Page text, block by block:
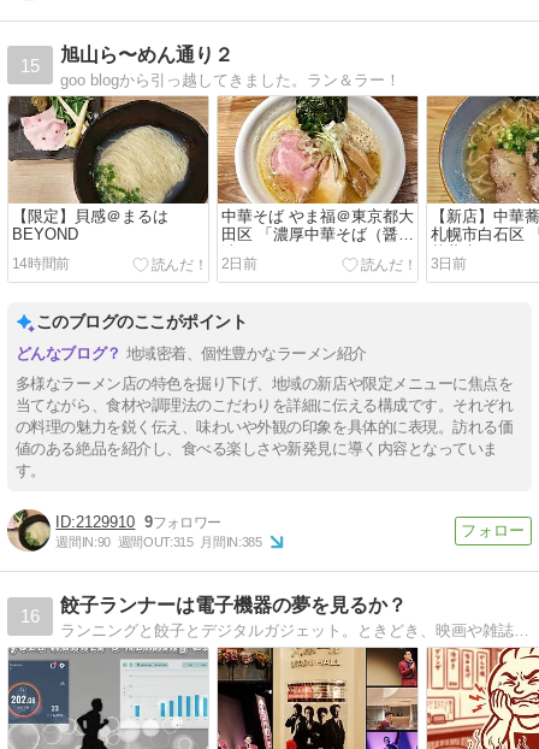
15
旭山ら〜めん通り２
goo blogから引っ越してきました。ラン＆ラー！
【限定】貝感＠まるは
BEYOND
14時間前
中華そば やま福＠東京都大
田区 「濃厚中華そば（醤
油）」
2日前
【新店】中華
札幌市白石区
華蕎麦」
3日前
このブログのここがポイント
地域密着、個性豊かなラーメン紹介
多様なラーメン店の特色を掘り下げ、地域の新店や限定メニューに焦点を
当てながら、食材や調理法のこだわりを詳細に伝える構成です。それぞれ
の料理の魅力を鋭く伝え、味わいや外観の印象を具体的に表現。訪れる価
値のある絶品を紹介し、食べる楽しさや新発見に導く内容となっていま
す。
2129910 9
週間IN:90 週間OUT:315 月間IN:385
16
餃子ランナーは電子機器の夢を見るか？
ランニングと餃子とデジタルガジェット。ときどき、映画や雑誌の話。言いたいことを言い捨てるブログ。